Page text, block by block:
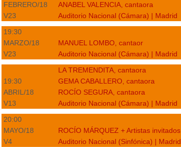
FEBRERO/18
V23
ANABEL VALENCIA, cantaora
Auditorio Nacional (Cámara) | Madrid
19:30
MARZO/18
V23
MANUEL LOMBO, cantaor
Auditorio Nacional (Cámara) | Madrid
19:30
ABRIL/18
V13
LA TREMENDITA, cantaora
GEMA CABALLERO, cantaora
ROCÍO SEGURA, cantaora
Auditorio Nacional (Cámara) | Madrid
20:00
MAYO/18
V4
ROCÍO MÁRQUEZ + Artistas invitados
Auditorio Nacional (Sinfónica) | Madrid